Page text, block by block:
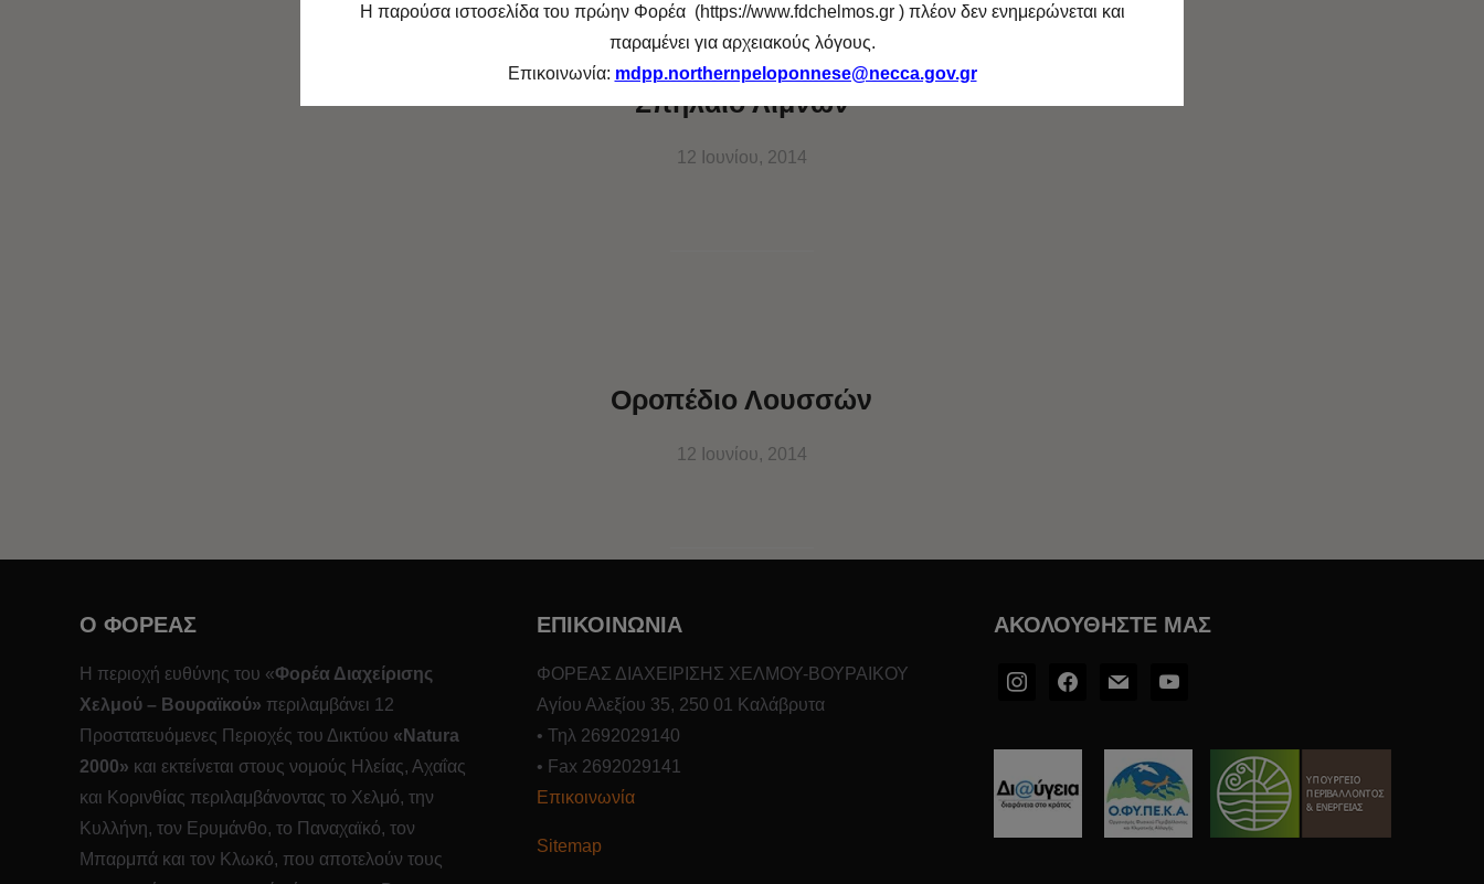
Σπήλαιο Λιμνών
12 Ιουνίου, 2014
Οροπέδιο Λουσσών
12 Ιουνίου, 2014
O ΦΟΡΕΑΣ
Η περιοχή ευθύνης του «Φορέα Διαχείρισης
Χελμού – Βουραϊκού» περιλαμβάνει 12
Προστατευόμενες Περιοχές του Δικτύου « Natura
2000» και εκτείνεται στους νομούς Ηλείας, Αχαΐας
και Κορινθίας περιλαμβάνοντας το Χελμό, την
Κυλλήνη, τον Ερυμάνθο, το Παναχαϊκό, τον
Μπαρμπά και τον Κλωκό, που αποτελούν τους
ΕΠΙΚΟΙΝΩΝΙΑ
ΦΟΡΕΑΣ ΔΙΑΧΕΙΡΙΣΗΣ ΧΕΛΜΟΥ-ΒΟΥΡΑΙΚΟΥ
Αγίου Αλεξίου 35, 250 01 Καλάβρυτα
• Τηλ 2692029140
• Fax 2692029141
Επικοινωνία
Sitemap
ΑΚΟΛΟΥΘΉΣΤΕ ΜΑΣ
instagramfacebook2
mail youtube
Η παρούσα ιστοσελίδα του πρώην Φορέα (https://www.fdchelmos.gr ) πλέον δεν ενημερώνεται και
παραμένει για αρχειακούς λόγους.
Επικοινωνία: mdpp.northernpeloponnese@necca.gov.gr